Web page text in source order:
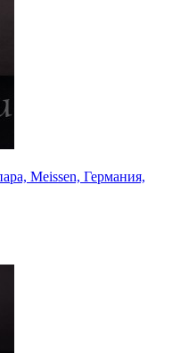
Meissen, Германия,